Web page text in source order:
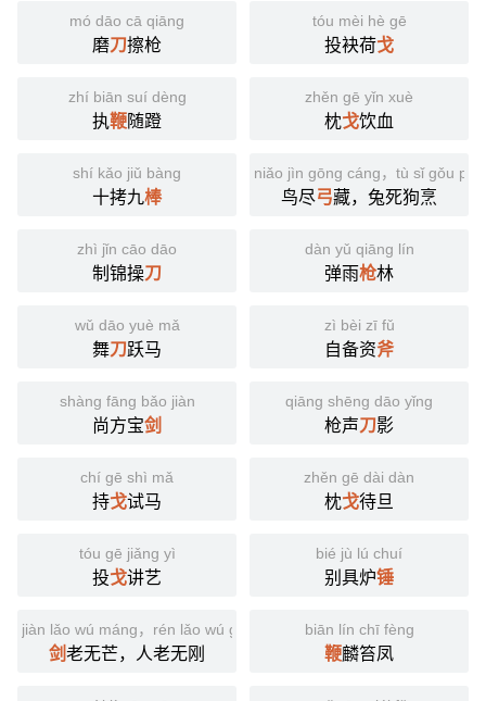
mó dāo cā qiāng
磨刀擦枪
tóu mèi hè gē
投袂荷戈
zhí biān suí dèng
执鞭随蹬
zhěn gē yǐn xuè
枕戈饮血
shí kǎo jiǔ bàng
十拷九棒
niǎo jìn gōng cáng，tù sǐ gǒu
鸟尽弓藏，兔死狗烹
zhì jǐn cāo dāo
制锦操刀
dàn yǔ qiāng lín
弹雨枪林
wǔ dāo yuè mǎ
舞刀跃马
zì bèi zī fǔ
自备资斧
shàng fāng bǎo jiàn
尚方宝剑
qiāng shēng dāo yǐng
枪声刀影
chí gē shì mǎ
持戈试马
zhěn gē dài dàn
枕戈待旦
tóu gē jiǎng yì
投戈讲艺
bié jù lú chuí
别具炉锤
jiàn lǎo wú máng，rén lǎo wú gāng
剑老无芒，人老无刚
biān lín chī fèng
鞭麟笞凤